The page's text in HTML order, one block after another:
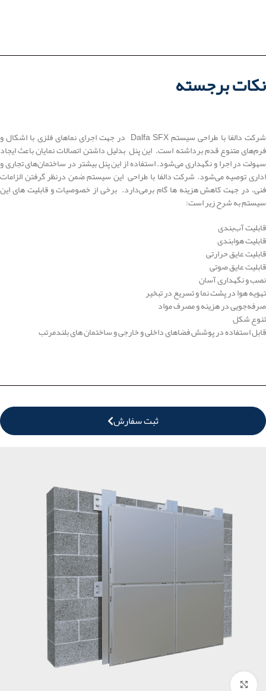
نکات برجسته
شرکت دالفا با طراحی سیستم Dalfa SFX در جهت اجرای نماهای فلزی با اشکال و
فرم‌های متنوع قدم برداشته است. این پنل بدلیل داشتن اتصالات نمایان باعث ایجاد
سهولت در اجرا و نگهداری می‌شود. استفاده از این پنل بیشتر در ساختمان‌های تجاری و
اداری توصیه می‌شود. شرکت دالفا با طراحی این سیستم ضمن درنظر گرفتن الزامات
فنی، در جهت کاهش هزینه ها گام بر‌می‌دارد. برخی از خصوصیات و قابلیت های این
سیستم به شرح زیر است:
قابلیت آب‌بندی
قابلیت هوابندی
قابلیت عایق حرارتی
قابلیت عایق صوتی
نصب و نگهداری آسان
تهویه هوا در پشت نما و تسریع در تبخیر
صرفه‌جویی در هزینه و مصرف مواد
تنوع شکل
قابل استفاده در پوشش فضاهای داخلی و خارجی و ساختمان های بلندمرتب
ثبت سفارش
برای بزرگنمایی کلیک کنید